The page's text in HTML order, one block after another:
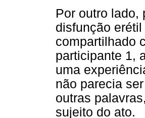
Por outro lado,
disfunção
compartilhado
participante 1,
uma
não parecia
outras
sujeito do ato.